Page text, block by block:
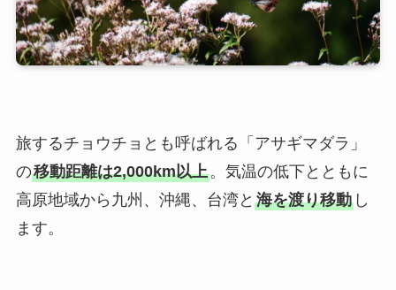
旅するチョウチョとも呼ばれる「アサギマダラ」
の移動距離は2,000km以上。気温の低下とともに
高原地域から九州、沖縄、台湾と 海を渡り移動し
ます。